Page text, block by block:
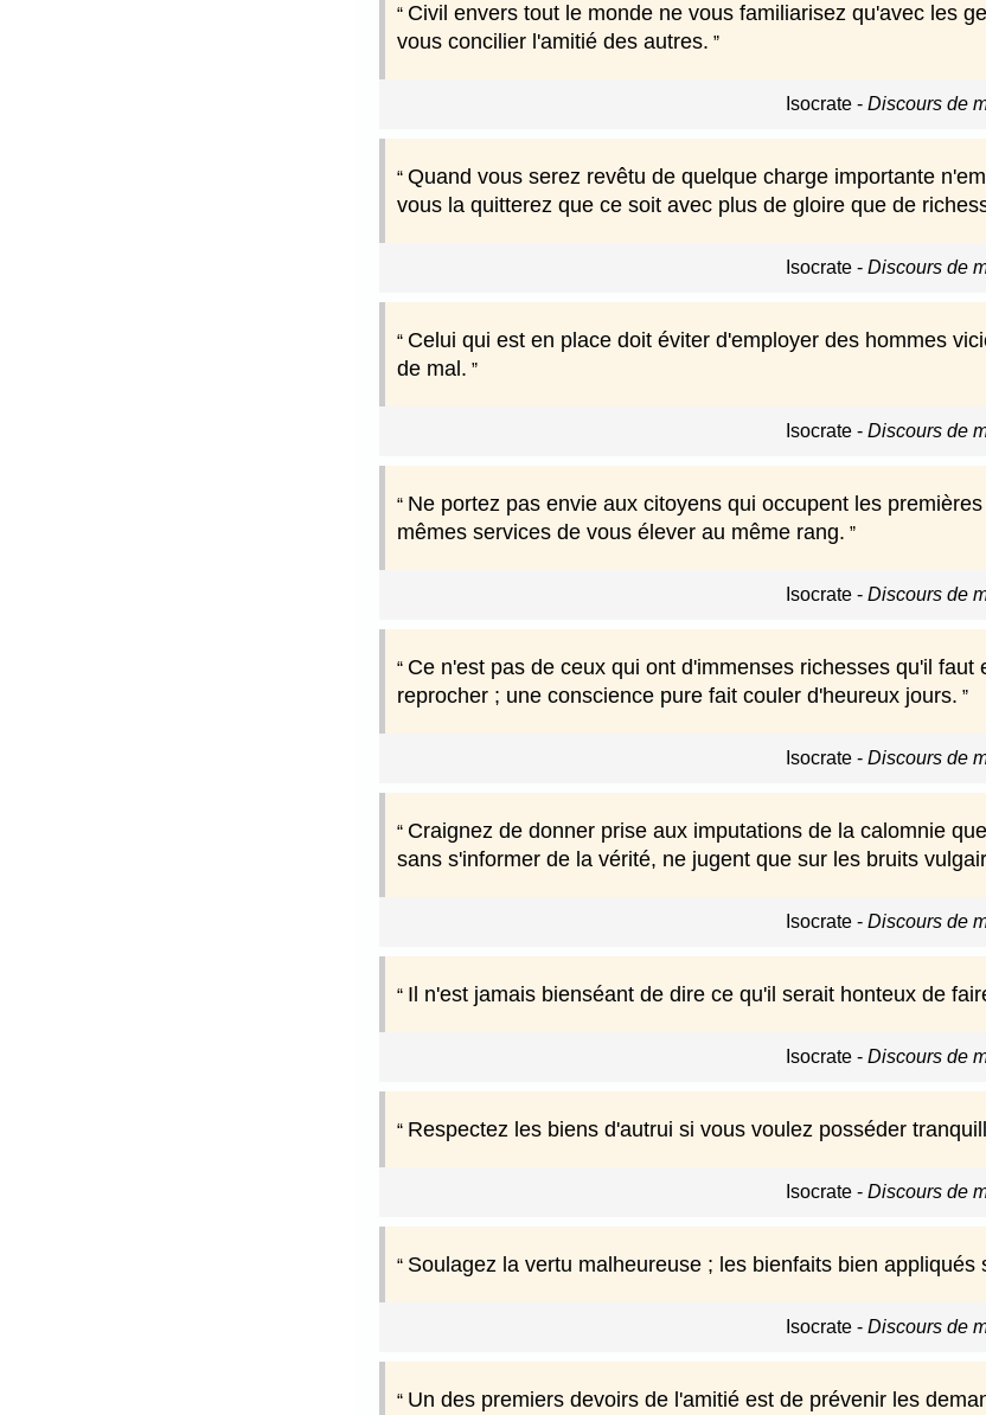
Civil envers tout le monde ne vous familiarisez qu'avec les
vous concilier l'amitié des autres.
Isocrate- Discours de
Quand vous serez revêtu de quelque charge importante
vous la quitterez que ce soit avec plus de gloire que de
Isocrate- Discours de
Celui qui est en place doit éviter d'employer des hommes
de mal.
Isocrate- Discours de
Ne portez pas envie aux citoyens qui occupent les
mêmes services de vous élever au même rang.
Isocrate- Discours de
Ce n'est pas de ceux qui ont d'immenses richesses qu'il
reprocher ; une conscience pure fait couler d'heureux jours.
Isocrate- Discours de
Craignez de donner prise aux imputations de la calomnie
sans s'informer de la vérité, ne jugent que sur les bruits
Isocrate- Discours de
Il n'est jamais bienséant de dire ce qu'il serait honteux de
Isocrate- Discours de
Respectez les biens d'autrui si vous voulez posséder
Isocrate- Discours de
Soulagez la vertu malheureuse ; les bienfaits bien
Isocrate- Discours de
Un des premiers devoirs de l'amitié est de prévenir les